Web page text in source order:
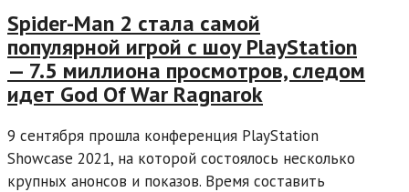
Spider-Man 2 стала самой
популярной игрой с шоу PlayStation
— 7.5 миллиона просмотров, следом
идет God Of War Ragnarok
9 сентября прошла конференция PlayStation
Showcase 2021, на которой состоялось несколько
крупных анонсов и показов. Время составить